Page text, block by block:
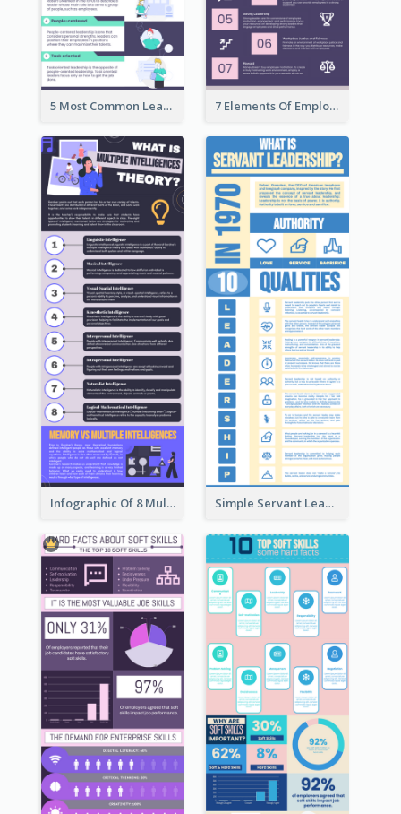
5 Most Common Leadership Styles Infographic 7 Elements Of Employee Motivation Infographic
Infographic Of 8 Multiple Intelligences You Need To Know Simple Servant Leadership Infographic Design Idea